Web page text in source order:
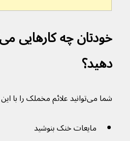
دهید؟
شما می‌توانید علائم مخملک را با این اقدامات کاهش دهید:
مایعات خنک بنوشید